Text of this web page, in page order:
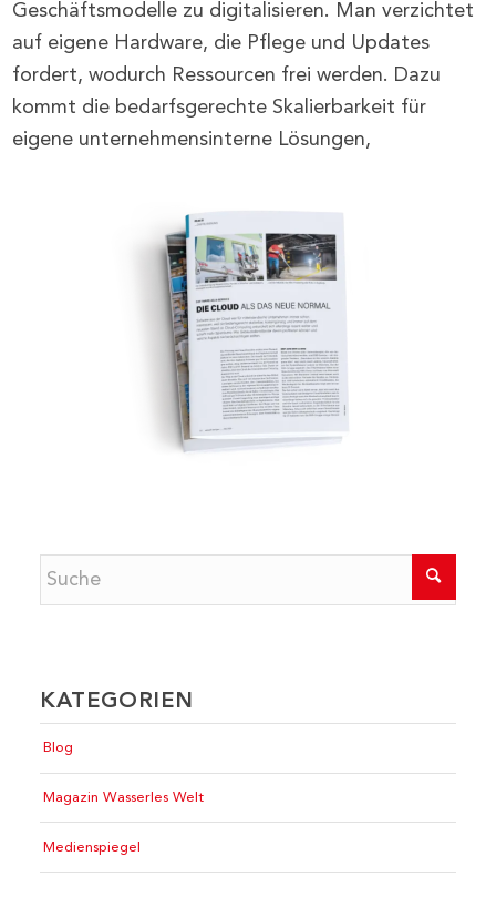
Geschäftsmodelle zu digitalisieren. Man verzichtet
auf eigene Hardware, die Pflege und Updates
fordert, wodurch Ressourcen frei werden. Dazu
kommt die bedarfsgerechte Skalierbarkeit für
eigene unternehmensinterne Lösungen,
KATEGORIEN
Blog
Magazin Wasserles Welt
Medienspiegel